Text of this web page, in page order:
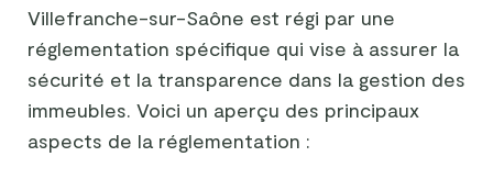
Villefranche-sur-Saône est régi par une
réglementation spécifique qui vise à assurer la
sécurité et la transparence dans la gestion des
immeubles. Voici un aperçu des principaux
aspects de la réglementation :